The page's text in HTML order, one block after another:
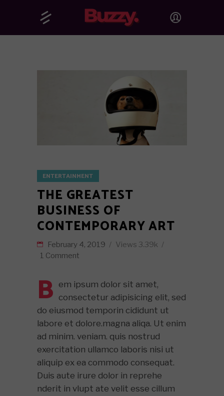
ENTERTAINMENT
THE GREATEST
BUSINESS OF
CONTEMPORARY ART
February 4, 2019 Views 3.39k
1 Comment
B em ipsum dolor sit amet,
consectetur adipisicing elit, sed
do eiusmod temporin cididunt ut
labore et dolore.magna aliqa. Ut enim
ad minim. veniam. quis nostrud
exercitation ullamco laboris nisi ut
aliquip ex ea commodo consequat.
Duis aute irure dolor in reprehe
nderit in vlupt ate velit esse cillum